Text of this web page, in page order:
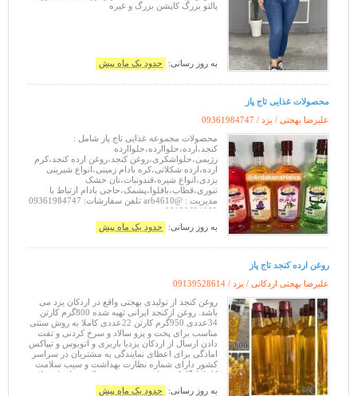
پالتو بزرگ کاپشن بزرگ و غیره
به روز رسانی: حدود یک ماه پیش
محصولات غذایی تاج پاز
علیرضا بهجتی / یزد / 09361984747
محصولات مجموعه غذایی تاج پاز شامل :
کنجد،ارده،حلواارده،حلواارده
رژیمی،حلواشکری،روغن کنجد،روغن ارده کنجد،کرم
ارده،ارده شکلاتی،کره بادام زمینی،انواع شیرینی
یزدی،انواع شیره،قندونبات،نان خشک
تنوری،قطاب،باقلوا،پشمک،حاجی بادام ارتباط با
مدیریت : @arb4610 تلفن سفارشات: 09361984747
09120624002
به روز رسانی:
حدود یک ماه پیش
روغن ارده کنجد تاج پاز
علیرضا بهجتی اردکانی / یزد / 09139528614
روغن کنجد از تولیدی بهجتی واقع در اردکان یزد می
باشد. روغن ازکنجد ایرانی تهیه شده 800گرم کارتن
34عددی 950گرم کارتن 22عددی کاملا به روش سنتی
مناسب برای پخت و پزو سالاد و سرخ کردنی و تفت
دادن ارسال از اردکان یزدبا باربری و اتوبوس و تیپاکس
امادگی برای اعطای نمایندگی به مشتریان در سراسر
کشور دارای شماره نظارت بهداشت و سیب سلامت
کاملا ارگانیک و طبیعی و صدرصد خالص برای استعلام
قیمت تماس بگیری
به روز رسانی: حدود یک ماه پیش